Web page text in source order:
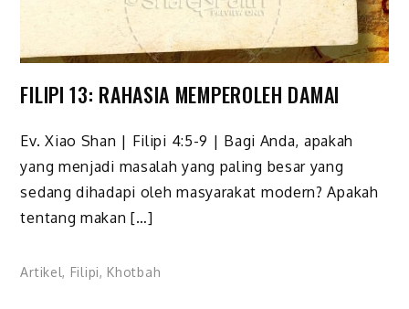
FILIPI 13: RAHASIA MEMPEROLEH DAMAI
Ev. Xiao Shan | Filipi 4:5-9 | Bagi Anda, apakah
yang menjadi masalah yang paling besar yang
sedang dihadapi oleh masyarakat modern? Apakah
tentang makan […]
Artikel, Filipi, Khotbah